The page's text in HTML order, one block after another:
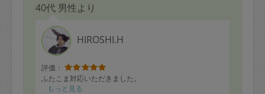
40代 男性より
HIROSHI.H
評価：
ふたこま対応いただきました。
もっと見る